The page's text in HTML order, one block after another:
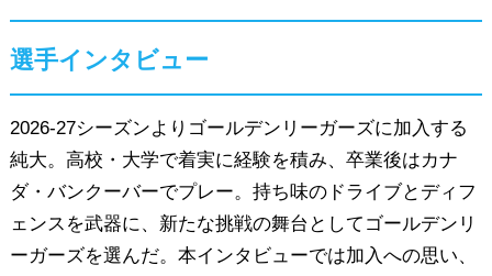
選手インタビュー
2026-27シーズンよりゴールデンリーガーズに加入する
純大。高校・大学で着実に経験を積み、卒業後はカナ
ダ・バンクーバーでプレー。持ち味のドライブとディフ
ェンスを武器に、新たな挑戦の舞台としてゴールデンリ
ーガーズを選んだ。本インタビューでは加入への思い、